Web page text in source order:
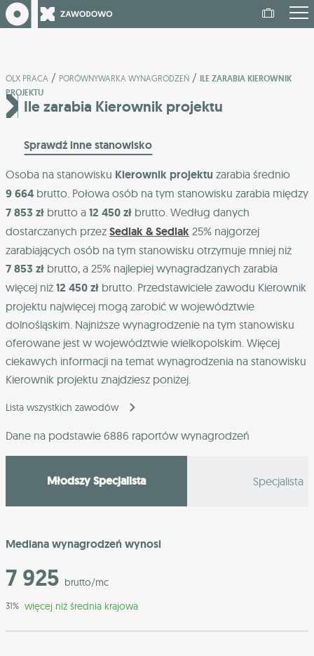
OLX PRACA / PORÓWNYWARKA WYNAGRODZEŃ / ILE ZARABIA KIEROWNIK
PROJEKTU
Ile zarabia Kierownik projektu
Sprawdź inne stanowisko
Osoba na stanowisku Kierownik projektu zarabia średnio
9 664 brutto. Połowa osób na tym stanowisku zarabia między
7 853 zł brutto a 12 450 zł brutto. Według danych
dostarczanych przez Sedlak & Sedlak 25% najgorzej
zarabiających osób na tym stanowisku otrzymuje mniej niż
7 853 zł brutto, a 25% najlepiej wynagradzanych zarabia
więcej niż 12 450 zł brutto. Przedstawiciele zawodu Kierownik
projektu najwięcej mogą zarobić w województwie
dolnośląskim. Najniższe wynagrodzenie na tym stanowisku
oferowane jest w województwie wielkopolskim. Więcej
ciekawych informacji na temat wynagrodzenia na stanowisku
Kierownik projektu znajdziesz poniżej.
Lista wszystkich zawodów
Dane na podstawie 6886 raportów wynagrodzeń
Młodszy Specjalista Specjalista
Mediana wynagrodzeń wynosi
7 925 brutto/mc
31% więcej niż średnia krajowa